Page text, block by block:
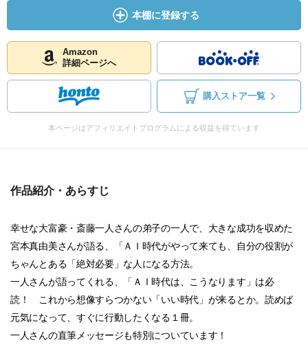
本棚に登録する
Amazon
詳細ページへ
購入ストア一覧
本ページはアフィリエイトプログラムによる収益を得ています
作品紹介・あらすじ
幸せな大富豪・斎藤一人さんの弟子の一人で、大きな成功を収めた
宮本真由美さんが語る、「ＡＩ時代がやって来ても、自分の役割が
ちゃんとある「絶対必要」な人になる方法。
一人さんが語ってくれる、「ＡＩ時代は、こうなります」は必
読！ これから想像すらつかない「いい時代」が来るとか。読めば
元気になって、すぐに行動したくなる１冊。
一人さんの直筆メッセージも特別についています！